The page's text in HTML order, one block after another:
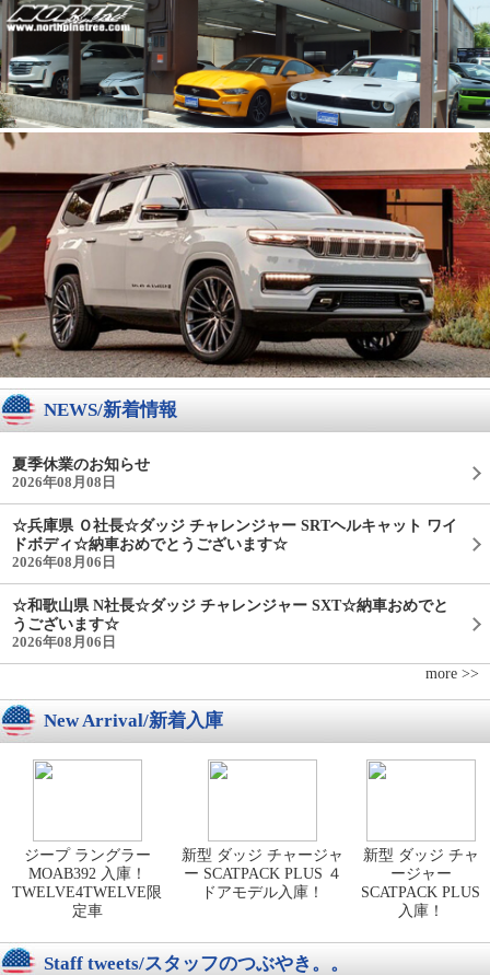
NEWS/新着情報
夏季休業のお知らせ
2026年08月08日
☆兵庫県 Ｏ社長☆ダッジ チャレンジャー SRTヘルキャット ワイ
ドボディ☆納車おめでとうございます☆
2026年08月06日
☆和歌山県 N社長☆ダッジ チャレンジャー SXT☆納車おめでと
うございます☆
2026年08月06日
more >>
New Arrival/新着入庫
ジープ ラングラー
MOAB392 入庫！
TWELVE4TWELVE限
定車
新型 ダッジ チャージャ
ー SCATPACK PLUS ４
ドアモデル入庫！
新型 ダッジ チャ
ージャー
SCATPACK PLUS
入庫！
Staff tweets/スタッフのつぶやき。。